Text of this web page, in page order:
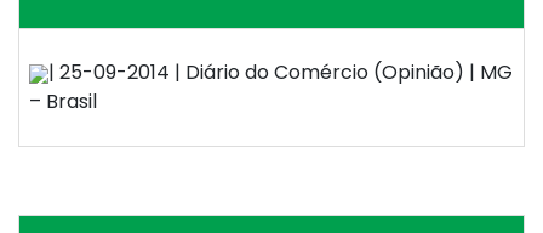
| 25-09-2014 | Diário do Comércio (Opinião) | MG
– Brasil